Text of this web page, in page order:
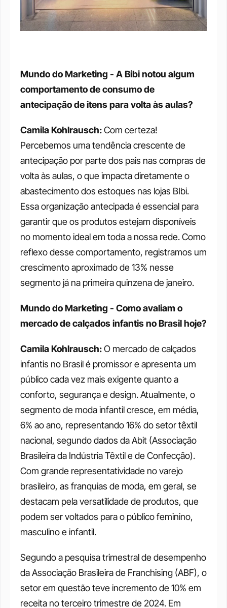
Mundo do Marketing - A Bibi notou algum
comportamento de consumo de
antecipação de itens para volta às aulas?
Camila Kohlrausch: Com certeza!
Percebemos uma tendência crescente de
antecipação por parte dos pais nas compras de
volta às aulas, o que impacta diretamente o
abastecimento dos estoques nas lojas BIbi.
Essa organização antecipada é essencial para
garantir que os produtos estejam disponíveis
no momento ideal em toda a nossa rede. Como
reflexo desse comportamento, registramos um
crescimento aproximado de 13% nesse
segmento já na primeira quinzena de janeiro.
Mundo do Marketing - Como avaliam o
mercado de calçados infantis no Brasil hoje?
Camila Kohlrausch: O mercado de calçados
infantis no Brasil é promissor e apresenta um
público cada vez mais exigente quanto a
conforto, segurança e design. Atualmente, o
segmento de moda infantil cresce, em média,
6% ao ano, representando 16% do setor têxtil
nacional, segundo dados da Abit (Associação
Brasileira da Indústria Têxtil e de Confecção).
Com grande representatividade no varejo
brasileiro, as franquias de moda, em geral, se
destacam pela versatilidade de produtos, que
podem ser voltados para o público feminino,
masculino e infantil.
Segundo a pesquisa trimestral de desempenho
da Associação Brasileira de Franchising (ABF), o
setor em questão teve incremento de 10% em
receita no terceiro trimestre de 2024. Em